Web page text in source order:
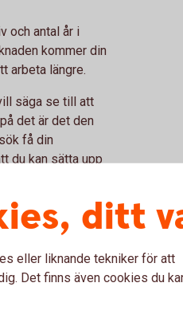
och antal år i
kommer din
arbeta längre.
säga se till att
det är det den
få din
du kan sätta upp
är 1 350
000 kronor är
går med på det
Dels behöver
ditt
eller liknande tekniker för att
Det finns även cookies du